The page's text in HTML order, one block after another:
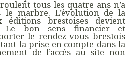
tous les quatre ans n’a
marbre. L’évolution de la
éditions brestoises devient
Le bon sens financier et
le rendez-vous brestois
la prise en compte dans la
de l’accès au site non